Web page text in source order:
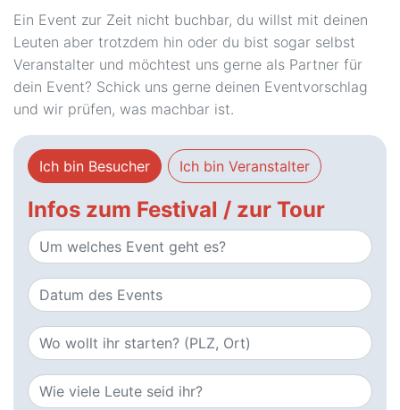
Ein Event zur Zeit nicht buchbar, du willst mit deinen
Leuten aber trotzdem hin oder du bist sogar selbst
Veranstalter und möchtest uns gerne als Partner für
dein Event? Schick uns gerne deinen Eventvorschlag
und wir prüfen, was machbar ist.
Ich bin Besucher Ich bin Veranstalter
Infos zum Festival / zur Tour